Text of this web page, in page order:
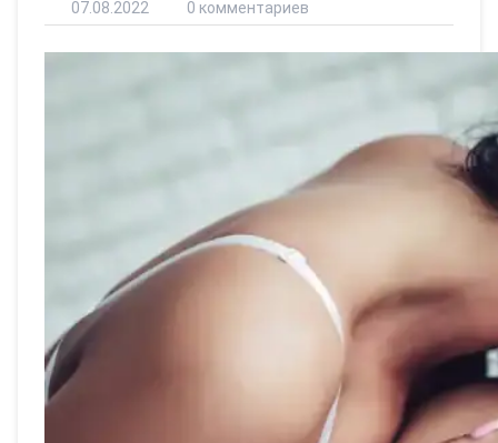
07.08.2022 0 комментариев